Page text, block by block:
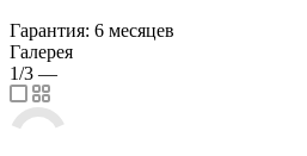
Гарантия: 6 месяцев
Галерея
1/3 —